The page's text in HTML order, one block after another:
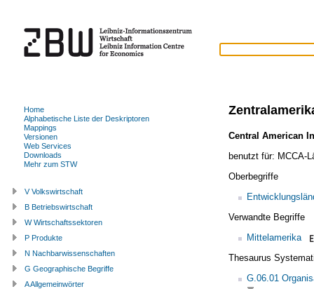
Central American
benutzt für: MCCA-
Oberbegriffe
Verwandte Begriffe
Mittelamerika
Thesaurus
G.06.01
Home
Alphabetische Liste der Deskriptoren
Mappings
Versionen
Web Services
Downloads
Mehr zum STW
V Volkswirtschaft
B Betriebswirtschaft
W Wirtschaftssektoren
P Produkte
N Nachbarwissenschaften
G Geographische Begriffe
A Allgemeinwörter